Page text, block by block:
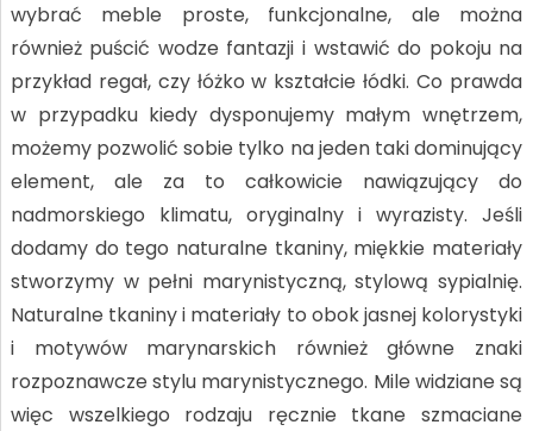
wybrać meble proste, funkcjonalne, ale można
również puścić wodze fantazji i wstawić do pokoju na
przykład regał, czy łóżko w kształcie łódki. Co prawda
w przypadku kiedy dysponujemy małym wnętrzem,
możemy pozwolić sobie tylko na jeden taki dominujący
element, ale za to całkowicie nawiązujący do
nadmorskiego klimatu, oryginalny i wyrazisty. Jeśli
dodamy do tego naturalne tkaniny, miękkie materiały
stworzymy w pełni marynistyczną, stylową sypialnię.
Naturalne tkaniny i materiały to obok jasnej kolorystyki
i motywów marynarskich również główne znaki
rozpoznawcze stylu marynistycznego. Mile widziane są
więc wszelkiego rodzaju ręcznie tkane szmaciane